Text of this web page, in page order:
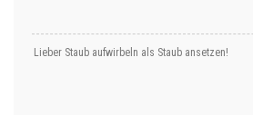
Lieber Staub aufwirbeln als Staub ansetzen!